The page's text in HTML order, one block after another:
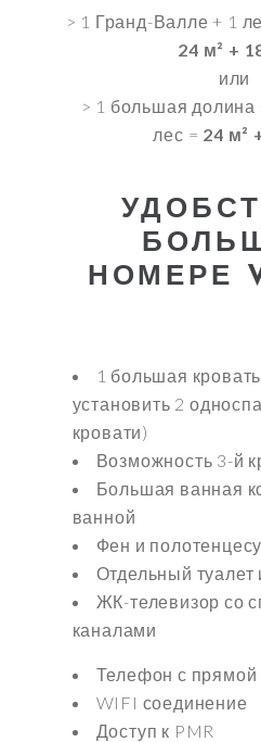
> 1 Гранд-Валле + 1
24 м² +
или
> 1 большая
лес = 24 м²
НОМЕРЕ
1 большая
установить 2
кровати)
Возможность 3-й
Большая ванная
ванной
Фен и
Отдельный туалет
ЖК-телевизор со
каналами
Телефон с прямой
WIFI соединение
Доступ к PMR